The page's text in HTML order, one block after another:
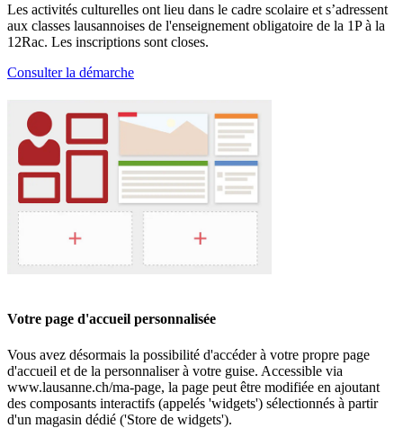
Les activités culturelles ont lieu dans le cadre scolaire et s’adressent
aux classes lausannoises de l'enseignement obligatoire de la 1P à la
12Rac. Les inscriptions sont closes.
Consulter la démarche
Votre page d'accueil personnalisée
Vous avez désormais la possibilité d'accéder à votre propre page
d'accueil et de la personnaliser à votre guise. Accessible via
www.lausanne.ch/ma-page, la page peut être modifiée en ajoutant
des composants interactifs (appelés 'widgets') sélectionnés à partir
d'un magasin dédié ('Store de widgets').